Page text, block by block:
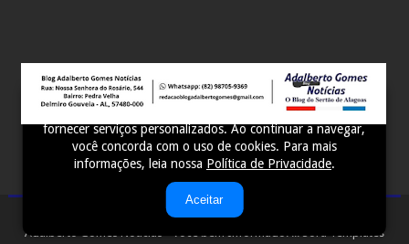
Este site utiliza cookies para melhorar sua experiência e
fornecer serviços personalizados. Ao continuar a navegar,
você concorda com o uso de cookies. Para mais
informações, leia nossa Política de Privacidade.
Aceitar
Adalberto Gomes Notícias - Você bem Informado! ... Sora Templates